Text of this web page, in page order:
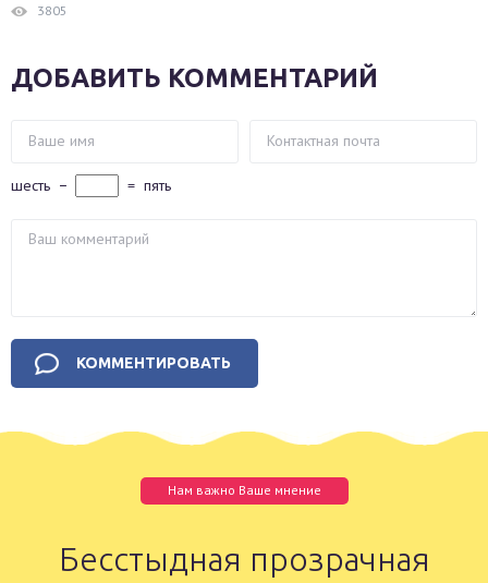
3805
ДОБАВИТЬ КОММЕНТАРИЙ
шесть − = пять
Нам важно Ваше мнение
Бесстыдная прозрачная